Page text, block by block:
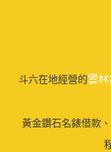
斗六在地經營的雲
黃金鑽石名錶借款